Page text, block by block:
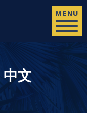
MENU
中文